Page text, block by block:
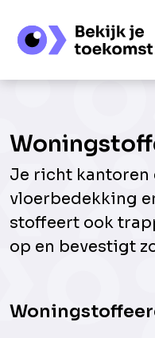
Je richt kantoren
vloerbedekking
stoffeert ook
op en bevestigt